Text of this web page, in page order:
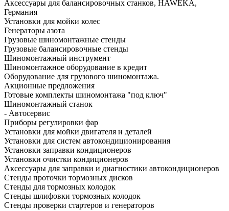
Аксессуары для балансировочных станков, HAWEKA,
Германия
Установки для мойки колес
Генераторы азота
Грузовые шиномонтажные стенды
Грузовые балансировочные стенды
Шиномонтажный инструмент
Шиномонтажное оборудование в кредит
Оборудование для грузового шиномонтажа.
Акционные предложения
Готовые комплекты шиномонтажа "под ключ"
Шиномонтажный станок
- Автосервис
Приборы регулировки фар
Установки для мойки двигателя и деталей
Установки для систем автокондиционирования
Установки заправки кондиционеров
Установки очистки кондиционеров
Аксессуары для заправки и диагностики автокондиционеров
Стенды проточки тормозных дисков
Стенды для тормозных колодок
Стенды шлифовки тормозных колодок
Стенды проверки стартеров и генераторов